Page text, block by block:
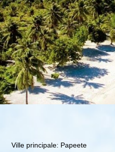
Ville principale: Papeete